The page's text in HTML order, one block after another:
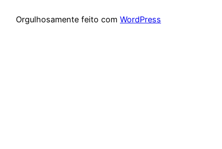
Orgulhosamente feito com WordPress